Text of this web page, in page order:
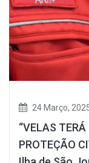
24 Março,
“VELAS
PROTEÇÃO